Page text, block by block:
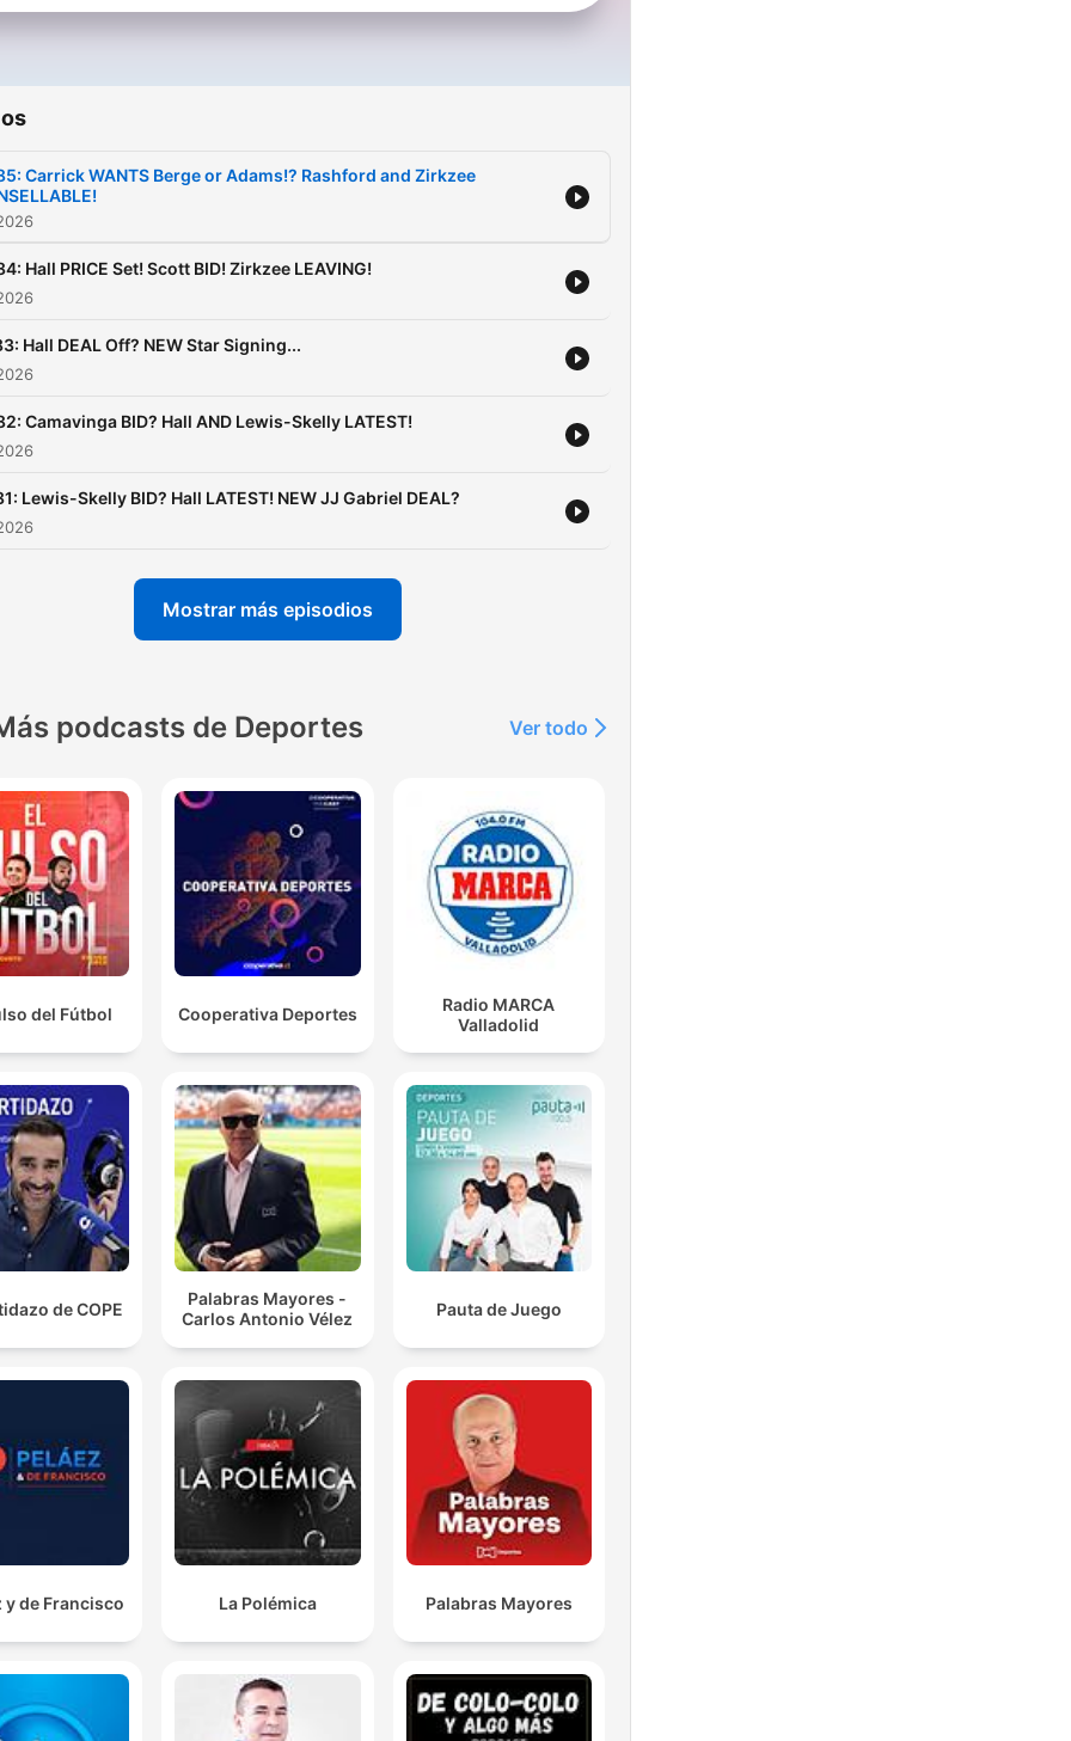
Carrick WANTS Berge or Adams!? Rashford and Zirkzee
Hall PRICE Set! Scott BID! Zirkzee LEAVING!
Hall DEAL Off? NEW Star Signing...
Camavinga BID? Hall AND Lewis-Skelly LATEST!
Lewis-Skelly BID? Hall LATEST! NEW JJ Gabriel DEAL?
Mostrar más episodios
podcasts de Deportes Ver todo
del Fútbol Cooperativa Deportes
Radio MARCA
Valladolid
de COPE
Palabras Mayores -
Carlos Antonio Vélez
Pauta de Juego
y de Francisco La Polémica Palabras Mayores